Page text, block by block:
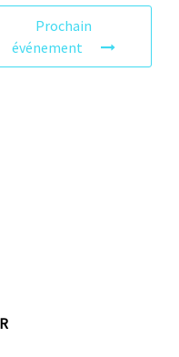
Prochain
événement